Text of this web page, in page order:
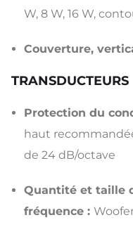
W, 8 W, 16 W,
Couverture,
TRANSDUCTEURS
Protection du
haut
de 24 dB/octave
Quantité et taille
fréquence :